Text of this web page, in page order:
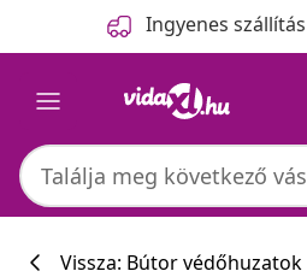
Ingyenes
Vissza: Bútor védőhuzatok